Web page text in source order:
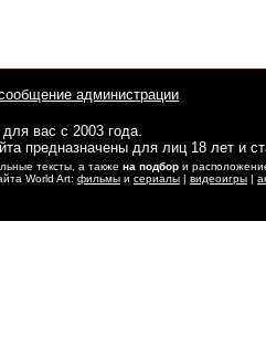
администрации
вас с 2003 года.
предназначены для лиц 18 лет и
тексты, а также на подбор и
World Art: фильмы и сериалы | видеоигры |